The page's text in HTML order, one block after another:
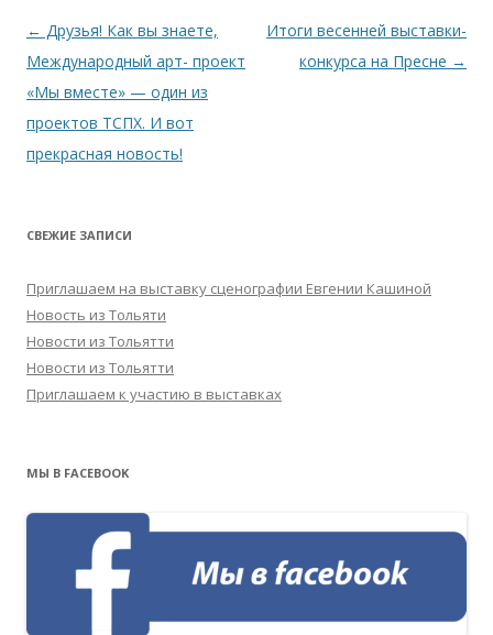
Навигация
по
записям
← Друзья! Как вы знаете,
Международный арт- проект
«Мы вместе» — один из
проектов ТСПХ. И вот
прекрасная новость!
Итоги весенней выставки-
конкурса на Пресне →
СВЕЖИЕ ЗАПИСИ
Приглашаем на выставку сценографии Евгении Кашиной
Новость из Тольяти
Новости из Тольятти
Новости из Тольятти
Приглашаем к участию в выставках
МЫ В FACEBOOK